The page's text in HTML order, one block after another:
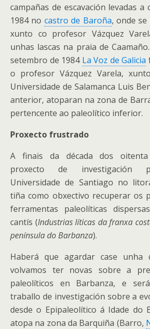
campañas de escavación levadas a
1984 no castro de Baroña, onde
xunto co profesor Vázquez
unhas lascas na praia de
setembro de 1984 La Voz de Galicia
o profesor Vázquez Varela,
Universidade de Salamanca Luis
anterior, atoparan na zona de
pertencente ao paleolítico inferior.
Proxecto frustrado
A finais da década dos
proxecto de investigación
Universidade de Santiago no
tiña como obxectivo recuperar os
ferramentas paleolíticas
cantís (Industrias líticas da franxa
península do Barbanza).
Haberá que agardar case unha
volvamos ter novas sobre a
paleolíticos en Barbanza, e
traballo de investigación sobre a
desde o Epipaleolítico á Idade do
atopa na zona da Barquiña (Barro,